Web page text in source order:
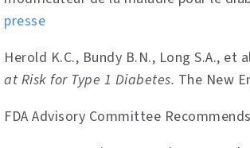
presse
Herold K.C., Bundy B.N., Long S.A., et
at Risk for Type 1 Diabetes. The New
FDA Advisory Committee